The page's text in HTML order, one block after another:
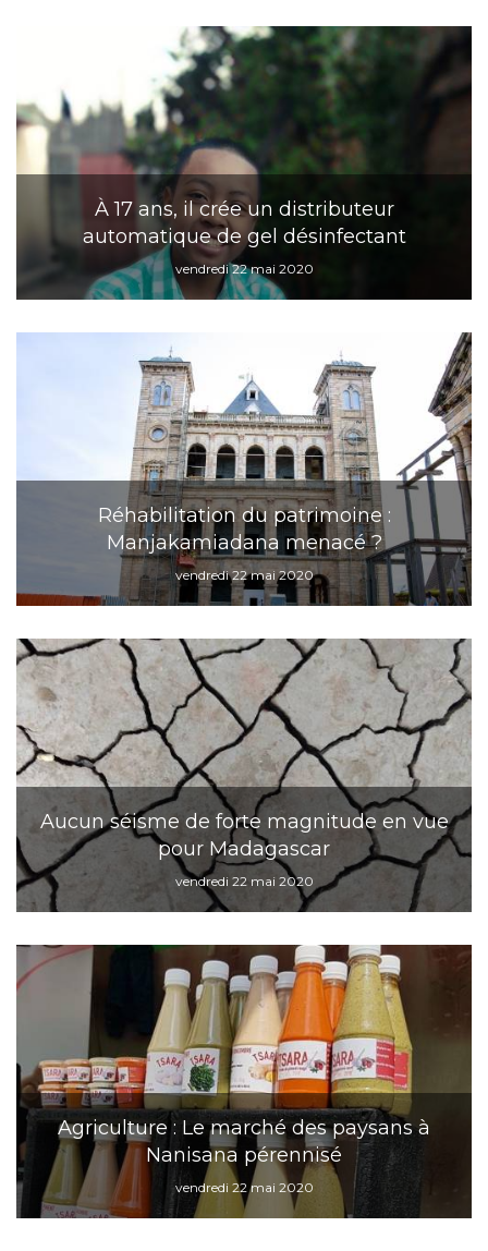
À 17 ans, il crée un distributeur
automatique de gel désinfectant
vendredi 22 mai 2020
Réhabilitation du patrimoine :
Manjakamiadana menacé ?
vendredi 22 mai 2020
Aucun séisme de forte magnitude en vue
pour Madagascar
vendredi 22 mai 2020
Agriculture : Le marché des paysans à
Nanisana pérennisé
vendredi 22 mai 2020